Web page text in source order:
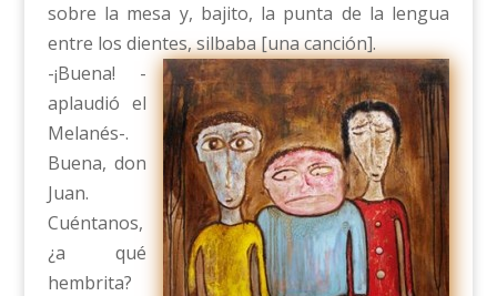
sobre la mesa y, bajito, la punta de la lengua
entre los dientes, silbaba [una canción].
-¡Buena! -
aplaudió el
Melanés-.
Buena, don
Juan.
Cuéntanos,
¿a qué
hembrita?